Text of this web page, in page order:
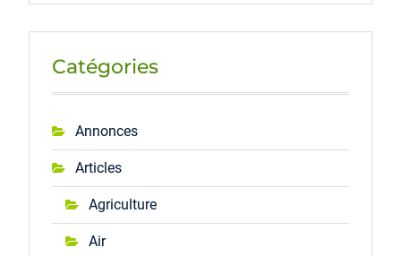
Catégories
Annonces
Articles
Agriculture
Air